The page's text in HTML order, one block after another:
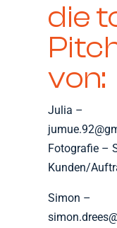
die
von:
Julia –
Fotografie –
Kunden/
Simon –